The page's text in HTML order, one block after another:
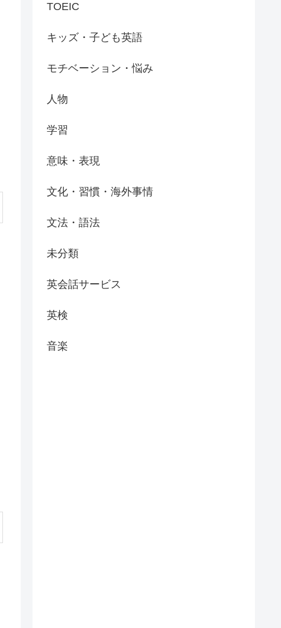
TOEIC
キッズ・子ども英語
モチベーション・悩み
人物
学習
意味・表現
文化・習慣・海外事情
文法・語法
未分類
英会話サービス
英検
音楽